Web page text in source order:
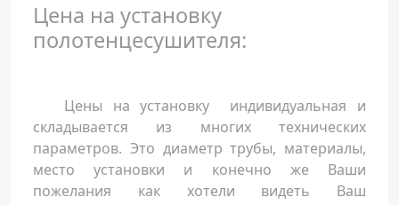
Цена на установку
полотенцесушителя:
Цены на установку индивидуальная и
складывается из многих технических
параметров. Это диаметр трубы, материалы,
место установки и конечно же Ваши
пожелания как хотели видеть Ваш